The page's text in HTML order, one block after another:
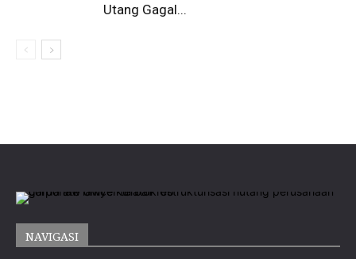
Utang Gagal...
NAVIGASI